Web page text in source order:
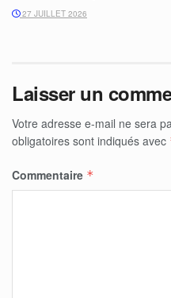
27 JUILLET 2026
Laisser un
Votre adresse e-mail ne sera
obligatoires sont indiqués avec
Commentaire *